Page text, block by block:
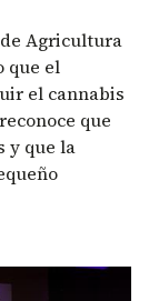
Agricultura
que el
el cannabis
que
y que la